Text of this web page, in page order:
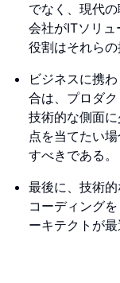
でなく、現代
会社がITソリ
役割はそれらの
ビジネスに携
合は、プロダク
技術的な側面
点を当てたい
すべきである。
最後に、技術
コーディング
ーキテクトが最